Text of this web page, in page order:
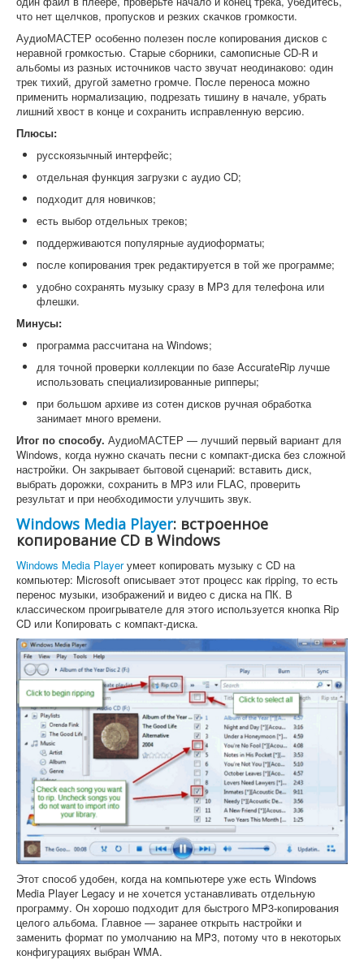
что нет щелчков, пропусков и резких скачков громкости.
АудиоМАСТЕР особенно полезен после копирования дисков с
неравной громкостью. Старые сборники, самописные CD-R и
альбомы из разных источников часто звучат неодинаково: один
трек тихий, другой заметно громче. После переноса можно
применить нормализацию, подрезать тишину в начале, убрать
лишний хвост в конце и сохранить исправленную версию.
Плюсы:
русскоязычный интерфейс;
отдельная функция загрузки с аудио CD;
подходит для новичков;
есть выбор отдельных треков;
поддерживаются популярные аудиоформаты;
после копирования трек редактируется в той же программе;
удобно сохранять музыку сразу в MP3 для телефона или
флешки.
Минусы:
программа рассчитана на Windows;
для точной проверки коллекции по базе AccurateRip лучше
использовать специализированные рипперы;
при большом архиве из сотен дисков ручная обработка
занимает много времени.
Итог по способу. АудиоМАСТЕР — лучший первый вариант для
Windows, когда нужно скачать песни с компакт-диска без сложной
настройки. Он закрывает бытовой сценарий: вставить диск,
выбрать дорожки, сохранить в MP3 или FLAC, проверить
результат и при необходимости улучшить звук.
Windows Media Player: встроенное
копирование CD в Windows
Windows Media Playerумеет копировать музыку с CD на
компьютер: Microsoft описывает этот процесс как ripping, то есть
перенос музыки, изображений и видео с диска на ПК. В
классическом проигрывателе для этого используется кнопка Rip
CD или Копировать с компакт-диска.
Этот способ удобен, когда на компьютере уже есть Windows
Media Player Legacy и не хочется устанавливать отдельную
программу. Он хорошо подходит для быстрого MP3-копирования
целого альбома. Главное — заранее открыть настройки и
заменить формат по умолчанию на MP3, потому что в некоторых
конфигурациях выбран WMA.